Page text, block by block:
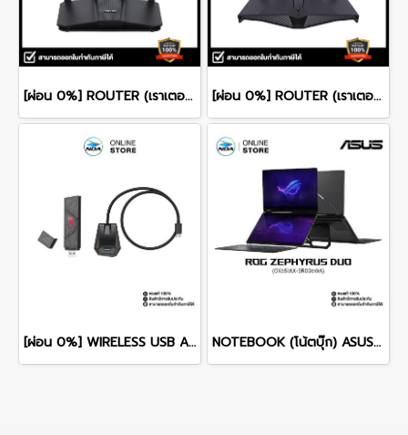
[ผ่อน 0%] ROUTER (เราเตอร์) ASUS RT-BE58U - WIFI 7 AIMESH EXTENDABLE รับประกัน 3 ปี [ผ่อน 0%] ROUTER (เราเตอร์) ASUS ROUTER RT-AX82U DUAL BAND AX5400 WIFI6 RGB รับประกัน 3 ปี
[ผ่อน 0%] WIRELESS USB ADAPTER (ยูเอสบีไวไฟ) ASUS ROG USB-BE92 BE6500 TRI-BAND WIFI 7 รับประกันศูนย์ไทย 3ปี NOTEBOOK (โน้ตบุ๊ก) ASUS ROG ZEPHYRUS DUO 16 GX651AX-SR006WA 16" 3K OLED 120Hz Touchscreen/ULTRA 9 386H/64GB/SSD 2TB/RTX 5090/WINDOWS 11+MS OFFICE รับประกันศูนย์ไทย 3ปี